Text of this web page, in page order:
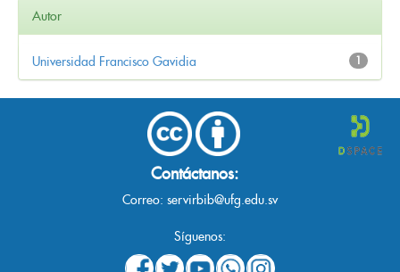
Autor
1
Universidad Francisco Gavidia
Contáctanos:
Correo: servirbib@ufg.edu.sv
Síguenos: